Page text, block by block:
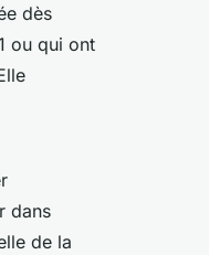
dès
ou qui ont
dans
de la